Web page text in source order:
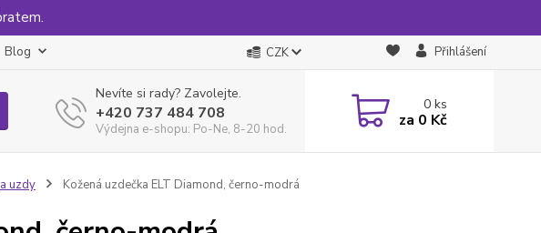
Blog CZK Přihlášení
Nevíte si rady? Zavolejte.
+420 737 484 708
Výdejna e-shopu: Po-Ne, 8-20 hod.
0ks
za 0 Kč
uzdy Kožená uzdečka ELT Diamond, černo-modrá